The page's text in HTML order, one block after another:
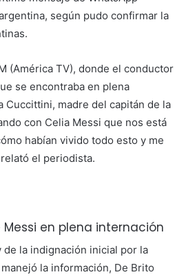
según pudo confirmar la
(América TV), donde el conductor
se encontraba en plena
Cuccittini, madre del capitán de la
con Celia Messi que nos está
habían vivido todo esto y me
el periodista.
en plena internación
de la indignación inicial por la
la información, De Brito